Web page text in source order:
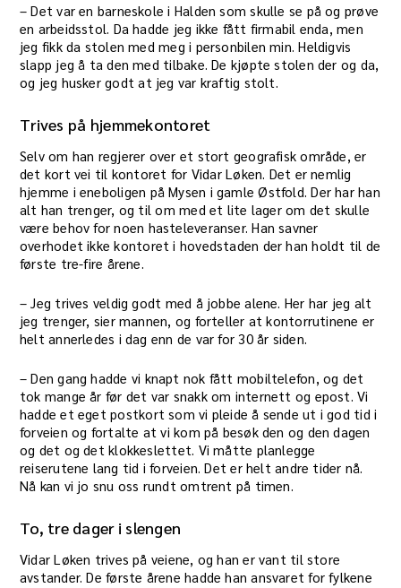
– Det var en barneskole i Halden som skulle se på og prøve
en arbeidsstol. Da hadde jeg ikke fått firmabil enda, men
jeg fikk da stolen med meg i personbilen min. Heldigvis
slapp jeg å ta den med tilbake. De kjøpte stolen der og da,
og jeg husker godt at jeg var kraftig stolt.
Trives på hjemmekontoret
Selv om han regjerer over et stort geografisk område, er
det kort vei til kontoret for Vidar Løken. Det er nemlig
hjemme i eneboligen på Mysen i gamle Østfold. Der har han
alt han trenger, og til om med et lite lager om det skulle
være behov for noen hasteleveranser. Han savner
overhodet ikke kontoret i hovedstaden der han holdt til de
første tre-fire årene.
– Jeg trives veldig godt med å jobbe alene. Her har jeg alt
jeg trenger, sier mannen, og forteller at kontorrutinene er
helt annerledes i dag enn de var for 30 år siden.
– Den gang hadde vi knapt nok fått mobiltelefon, og det
tok mange år før det var snakk om internett og epost. Vi
hadde et eget postkort som vi pleide å sende ut i god tid i
forveien og fortalte at vi kom på besøk den og den dagen
og det og det klokkeslettet. Vi måtte planlegge
reiserutene lang tid i forveien. Det er helt andre tider nå.
Nå kan vi jo snu oss rundt omtrent på timen.
To, tre dager i slengen
Vidar Løken trives på veiene, og han er vant til store
avstander. De første årene hadde han ansvaret for fylkene